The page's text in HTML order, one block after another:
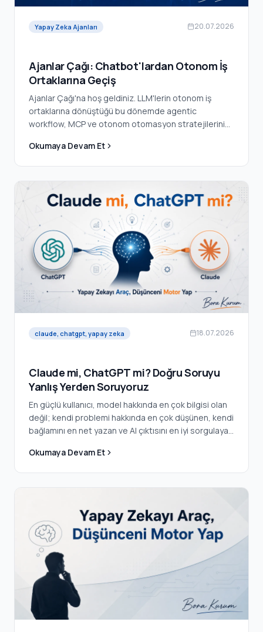
Yapay Zeka Ajanları 20.07.2026
Ajanlar Çağı: Chatbot'lardan Otonom İş
Ortaklarına Geçiş
Ajanlar Çağı'na hoş geldiniz. LLM'lerin otonom iş
ortaklarına dönüştüğü bu dönemde agentic
workflow, MCP ve otonom otomasyon stratejilerini
Okumaya Devam Et
claude, chatgpt, yapay zeka 18.07.2026
Claude mi, ChatGPT mi? Doğru Soruyu
Yanlış Yerden Soruyoruz
En güçlü kullanıcı, model hakkında en çok bilgisi olan
değil; kendi problemi hakkında en çok düşünen, kendi
bağlamını en net yazan ve AI çıktısını en iyi sorgulayan
Okumaya Devam Et